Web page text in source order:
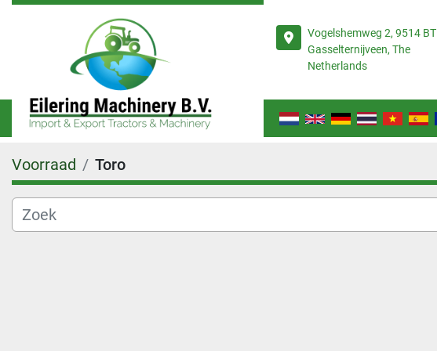
Vogelshemweg 2, 9514 BT
Gasselternijveen, The
Netherlands
Voorraad Toro